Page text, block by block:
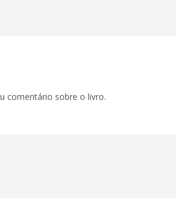
comentário sobre o livro.